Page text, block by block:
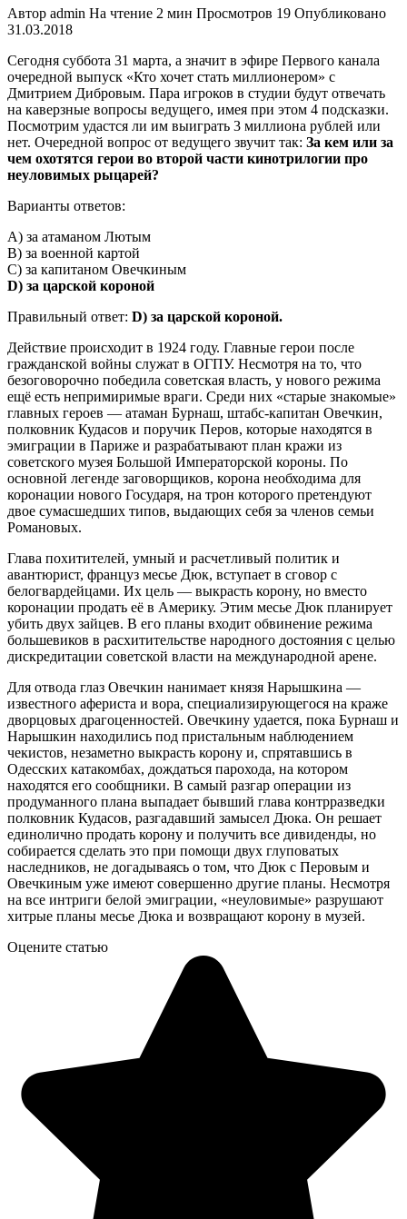
Автор admin На чтение 2 мин Просмотров 19 Опубликовано
31.03.2018
Сегодня суббота 31 марта, а значит в эфире Первого канала
очередной выпуск «Кто хочет стать миллионером» с
Дмитрием Дибровым. Пара игроков в студии будут отвечать
на каверзные вопросы ведущего, имея при этом 4 подсказки.
Посмотрим удастся ли им выиграть 3 миллиона рублей или
нет. Очередной вопрос от ведущего звучит так: За кем или за
чем охотятся герои во второй части кинотрилогии про
неуловимых рыцарей?
Варианты ответов:
А) за атаманом Лютым
В) за военной картой
С) за капитаном Овечкиным
D) за царской короной
Правильный ответ: D) за царской короной.
Действие происходит в 1924 году. Главные герои после
гражданской войны служат в ОГПУ. Несмотря на то, что
безоговорочно победила советская власть, у нового режима
ещё есть непримиримые враги. Среди них «старые знакомые»
главных героев — атаман Бурнаш, штабс-капитан Овечкин,
полковник Кудасов и поручик Перов, которые находятся в
эмиграции в Париже и разрабатывают план кражи из
советского музея Большой Императорской короны. По
основной легенде заговорщиков, корона необходима для
коронации нового Государя, на трон которого претендуют
двое сумасшедших типов, выдающих себя за членов семьи
Романовых.
Глава похитителей, умный и расчетливый политик и
авантюрист, француз месье Дюк, вступает в сговор с
белогвардейцами. Их цель — выкрасть корону, но вместо
коронации продать её в Америку. Этим месье Дюк планирует
убить двух зайцев. В его планы входит обвинение режима
большевиков в расхитительстве народного достояния с целью
дискредитации советской власти на международной арене.
Для отвода глаз Овечкин нанимает князя Нарышкина —
известного афериста и вора, специализирующегося на краже
дворцовых драгоценностей. Овечкину удается, пока Бурнаш и
Нарышкин находились под пристальным наблюдением
чекистов, незаметно выкрасть корону и, спрятавшись в
Одесских катакомбах, дождаться парохода, на котором
находятся его сообщники. В самый разгар операции из
продуманного плана выпадает бывший глава контрразведки
полковник Кудасов, разгадавший замысел Дюка. Он решает
единолично продать корону и получить все дивиденды, но
собирается сделать это при помощи двух глуповатых
наследников, не догадываясь о том, что Дюк с Перовым и
Овечкиным уже имеют совершенно другие планы. Несмотря
на все интриги белой эмиграции, «неуловимые» разрушают
хитрые планы месье Дюка и возвращают корону в музей.
Оцените статью